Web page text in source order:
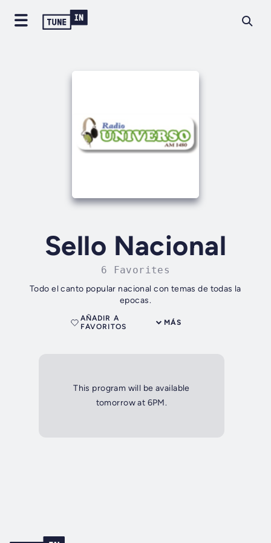
Sello Nacional
6 Favorites
Todo el canto popular nacional con temas de todas la
epocas.
MÁS
AÑADIR A
FAVORITOS
This program will be available
tomorrow at 6PM.